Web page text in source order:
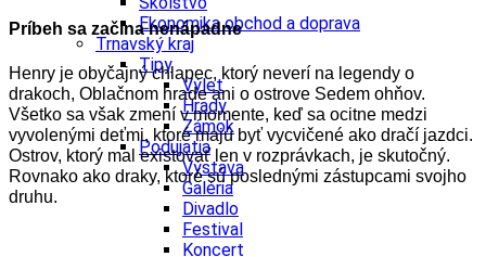
Ekonomika obchod a doprava
Trnavský kraj
Tipy
Výlet
Hrady
Zámok
Podujatia
Výstava
Galéria
Divadlo
Festival
Koncert
Príbeh sa začína nenápadne
Henry je obyčajný chlapec, ktorý neverí na legendy o
drakoch, Oblačnom hrade ani o ostrove Sedem ohňov.
Všetko sa však zmení v momente, keď sa ocitne medzi
vyvolenými deťmi, ktoré majú byť vycvičené ako dračí jazdci.
Ostrov, ktorý mal existovať len v rozprávkach, je skutočný.
Rovnako ako draky, ktoré sú poslednými zástupcami svojho
druhu.